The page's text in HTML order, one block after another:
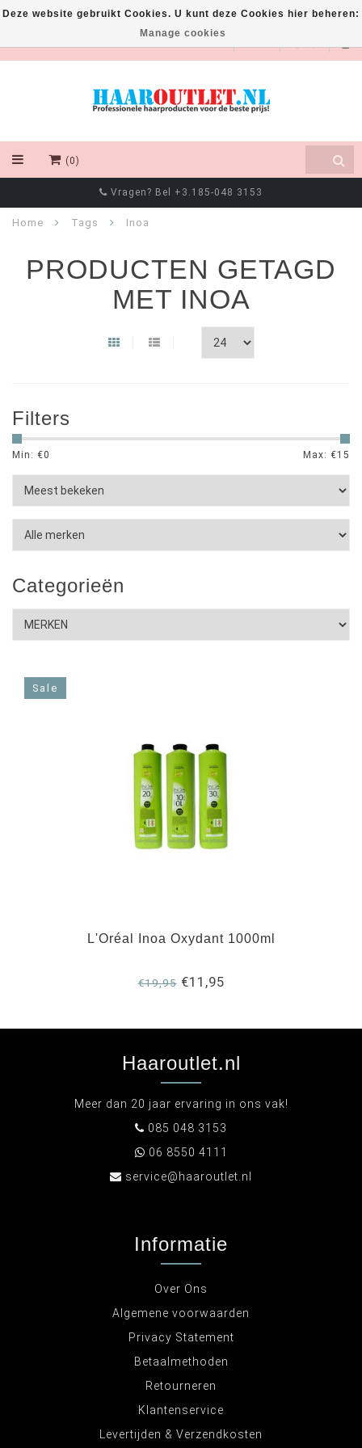
EUR
(0)
Vragen? Bel +3.185-048 3153
Home Tags Inoa
PRODUCTEN GETAGD
MET INOA
Filters
Min: €0 Max: €15
Categorieën
Sale
L'Oréal Inoa Oxydant 1000ml
€19,95€11,95
Deze website gebruikt Cookies. U kunt deze Cookies hier beheren:
Manage cookies
Haaroutlet.nl
Meer dan 20 jaar ervaring in ons vak!
085 048 3153
06 8550 4111
service@haaroutlet.nl
Informatie
Over Ons
Algemene voorwaarden
Privacy Statement
Betaalmethoden
Retourneren
Klantenservice
Levertijden & Verzendkosten